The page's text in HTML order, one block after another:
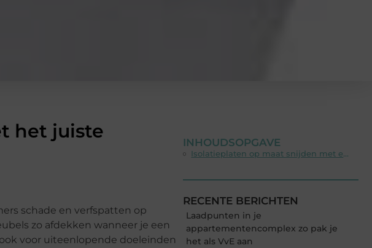
het juiste
schade en verfspatten op
zo afdekken wanneer je een
voor uiteenlopende doeleinden
INHOUDSOPGAVE
Isolatieplaten op maat snijden met een polystyreensnijder
RECENTE BERICHTEN
Laadpunten in je
appartementencomplex zo pak je
het als VvE aan